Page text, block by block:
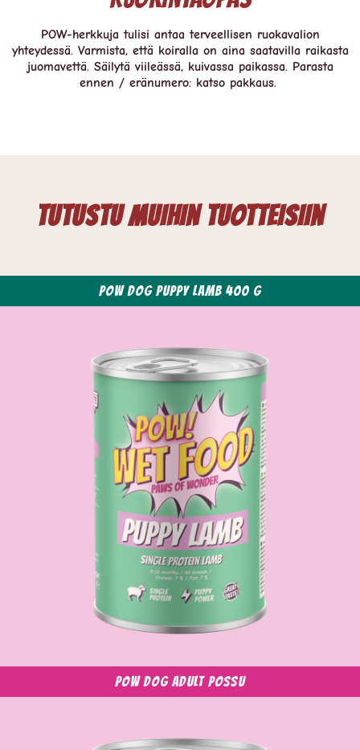
POW-herkkuja tulisi antaa terveellisen ruokavalion
yhteydessä. Varmista, että koiralla on aina saatavilla raikasta
juomavettä. Säilytä viileässä, kuivassa paikassa. Parasta
ennen / eränumero: katso pakkaus.
Tutustu muihin tuotteisiin
POW Dog Puppy Lamb 400 g
POW Dog Adult possu